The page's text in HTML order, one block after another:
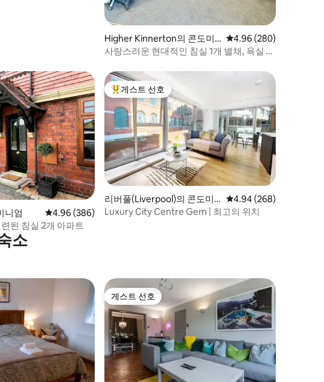
Higher Kinnerton의 콘도미
니엄
평점 4.96점(5점 만점),
4.96 (280)
사랑스러운 현대적인 침실 1개 별채, 욕실 포
니엄 평점 4.96점(5점 만점), 후기 386개
4.96 (386)
된 침실 2개 아파트
상위 게스트 선호
게스트 선호
리버풀(Liverpool)의 콘도미
니엄
평점 4.94점(5점 만점),
4.94 (268)
Luxury City Centre Gem | 최고의 위치
소
게스트 선호
게스트 선호